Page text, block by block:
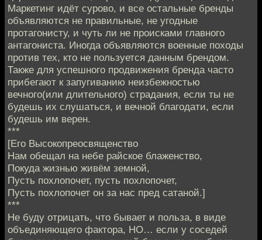
Маркетинг идёт сурово, и все остальные бренды
объявляются не правильные, не угодные
протагонисту, и чуть ли не происками главного
антагониста. Иногда объявляются военные походы
против тех, кто не пользуется данным брендом.
Также для успешного продвижения бренда часто
прибегают к запугиванию неизбежностью
вечного(или длительного) страдания, если ты не
будешь их слушаться, и вечной благодати, если
будешь им верен.
***
[Его Высокопреосвященство
Нам обещал на небе райское блаженство,
Покуда жизнью живём земной,
Пусть похлопочет, пусть похлопочет,
Пусть похлопочет он за нас пред сатаной.]
***
Не буду отрицать, что бывает и польза, в виде
объединяющего фактора, НО… если у соседей